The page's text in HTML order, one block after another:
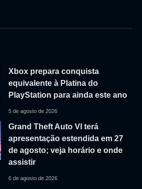
Xbox prepara conquista
equivalente à Platina do
PlayStation para ainda este ano
5 de agosto de 2026
Grand Theft Auto VI terá
apresentação estendida em 27
de agosto; veja horário e onde
assistir
6 de agosto de 2026